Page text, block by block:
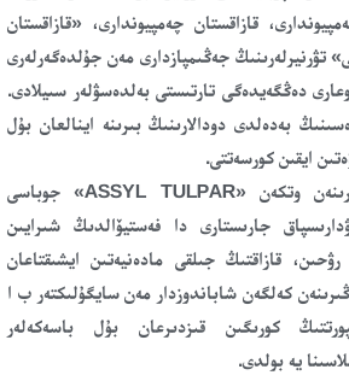
قازاقستان چەمپيوندارى، «قازاقستان
تۋرنيرلەرىنىڭ جەڭىمپازدارى مەن جۇلدەگەرلەرى
دەڭگەيدەگى تارتىستى بەلدەسۋلەر سىيلادى.
بەدەلدى دودالارىنىڭ بىرىنە اينالعان بۇل
ايقىن كورسەتتى.
ۇلتتىق ات سپورتى تۇرلەرىنەن وتكەن «ASSYL TULPAR» جوباسى
جارىستارى دا فەستيۆالدىڭ شىرايىن
قازاقتىڭ جىلقى مادەنيەتىن ايشىقتاعان
كەلگەن شاباندوزدار مەن سايگۇلىكتەر ب ا
كورىگىن قىزدىرعان بۇل باسەكەلەر
يە بولدى.